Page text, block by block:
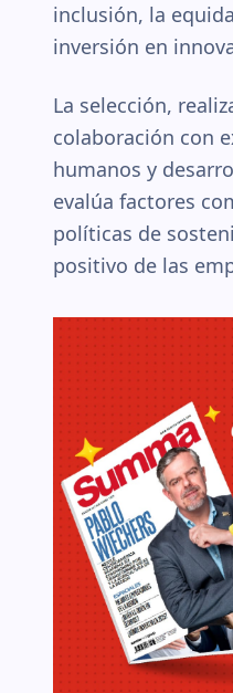
inclusión, la
inversión en
La selección,
colaboración con
humanos y
evalúa factores
políticas de
positivo de las